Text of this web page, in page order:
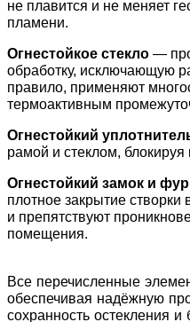
не плавится и не меняет
пламени.
Огнестойкое стекло —
обработку, исключающую
правило, применяют
термоактивным
Огнестойкий
рамой и стеклом,
Огнестойкий замок и
плотное закрытие
и препятствуют
помещения.
Все перечисленные
обеспечивая надёжную
сохранность остекления